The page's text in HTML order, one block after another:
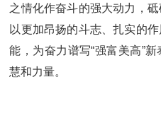
之情化作奋斗的强大动力，
以更加昂扬的斗志、扎实的
能，为奋力谱写“强富美高”
慧和力量。